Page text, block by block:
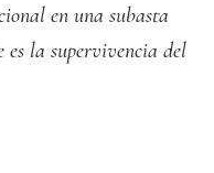
en una subasta
la supervivencia del